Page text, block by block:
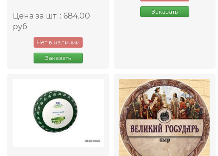
Цена за шт. : 684.00
руб.
Нет в наличии
Заказать
Заказать